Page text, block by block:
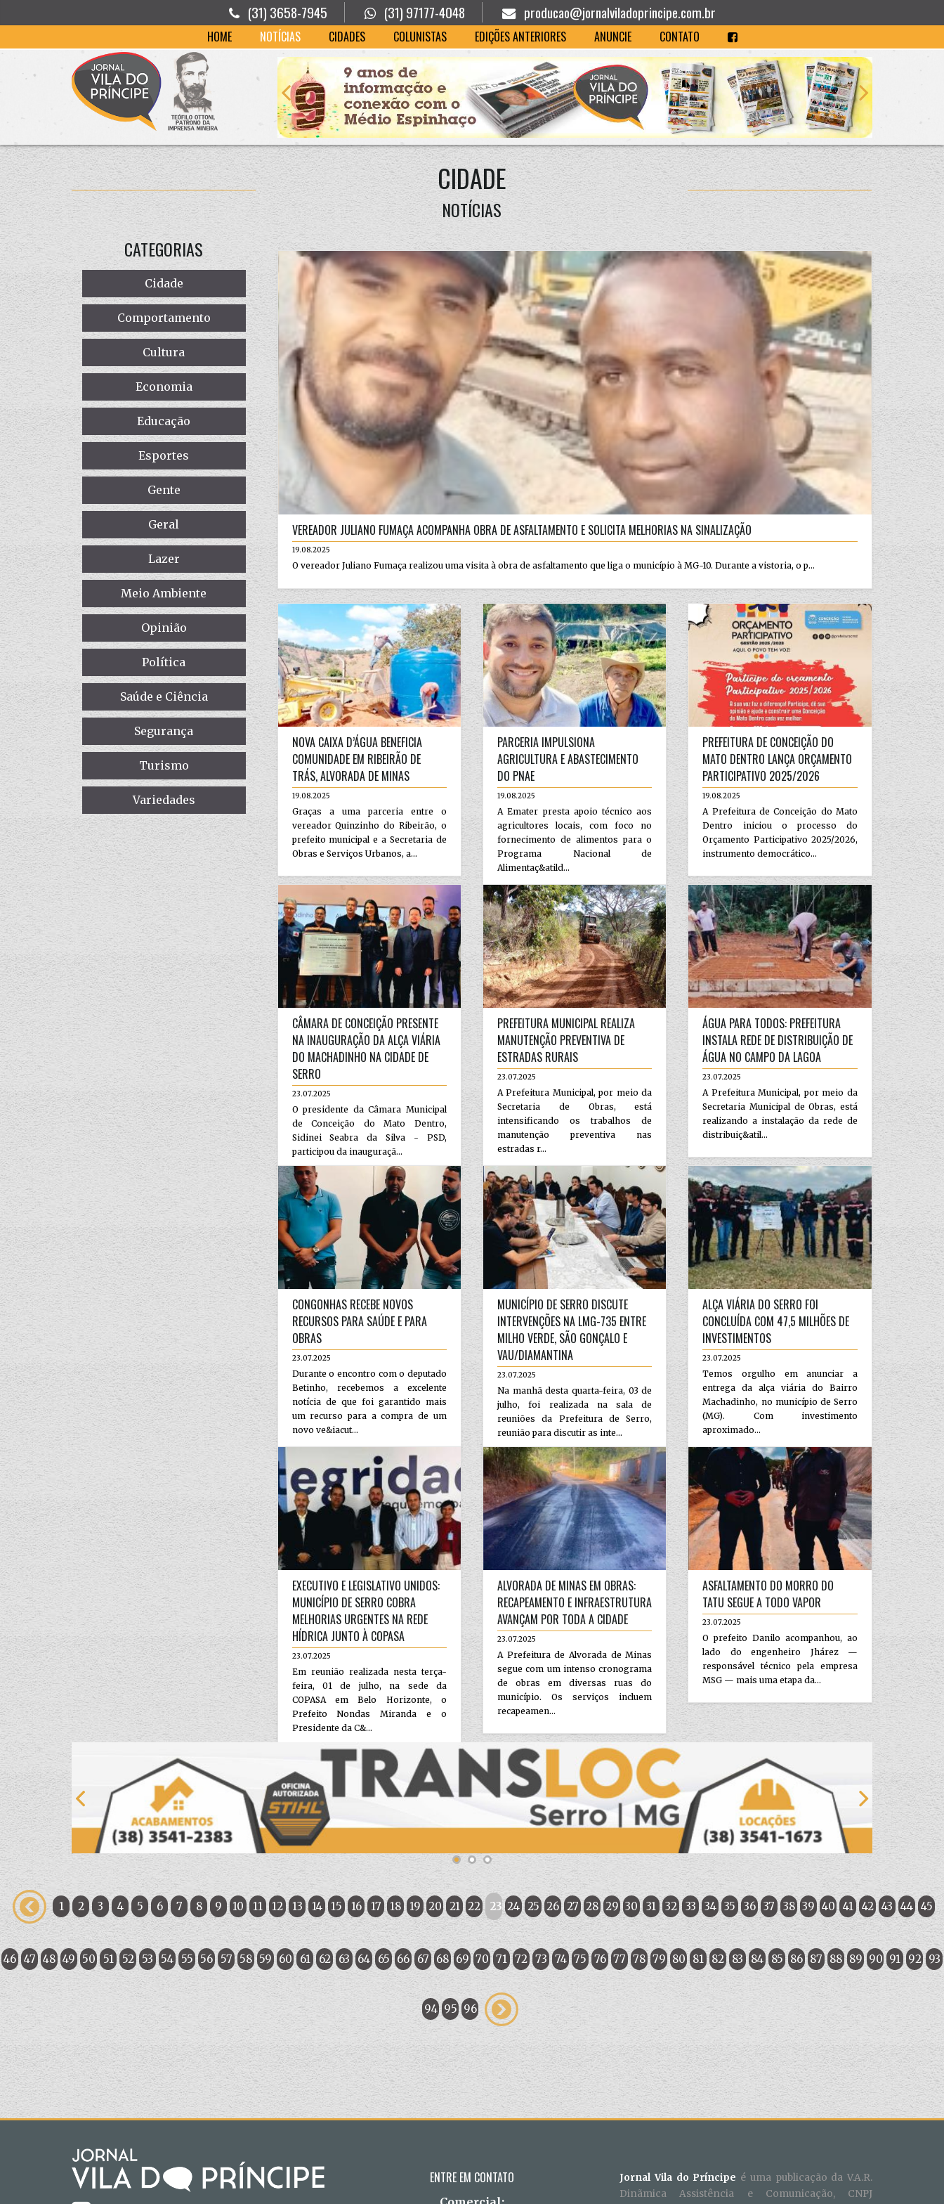
(31) 3658-7945 (31) 97177-4048 producao@jornalviladoprincipe.com.br
HOME NOTÍCIAS CIDADES COLUNISTAS EDIÇÕES ANTERIORES ANUNCIE CONTATO
CIDADE
NOTÍCIAS
CATEGORIAS
Cidade
Comportamento
Cultura
Economia
Educação
Esportes
Gente
Geral
Lazer
Meio Ambiente
Opinião
Política
Saúde e Ciência
Segurança
Turismo
Variedades
VEREADOR JULIANO FUMAÇA ACOMPANHA OBRA DE ASFALTAMENTO E SOLICITA MELHORIAS NA SINALIZAÇÃO
19.08.2025
O vereador Juliano Fumaça realizou uma visita à obra de asfaltamento que liga o município à MG-10. Durante a vistoria, o p...
NOVA CAIXA D’ÁGUA BENEFICIA
COMUNIDADE EM RIBEIRÃO DE
TRÁS, ALVORADA DE MINAS
19.08.2025
Graças a uma parceria entre o
vereador Quinzinho do Ribeirão, o
prefeito municipal e a Secretaria de
Obras e Serviços Urbanos, a...
PARCERIA IMPULSIONA
AGRICULTURA E ABASTECIMENTO
DO PNAE
19.08.2025
A Emater presta apoio técnico aos
agricultores locais, com foco no
fornecimento de alimentos para o
Programa Nacional de
Alimentaç&atild...
PREFEITURA DE CONCEIÇÃO DO
MATO DENTRO LANÇA ORÇAMENTO
PARTICIPATIVO 2025/2026
19.08.2025
A Prefeitura de Conceição do Mato
Dentro iniciou o processo do
Orçamento Participativo 2025/2026,
instrumento democrático...
CÂMARA DE CONCEIÇÃO PRESENTE
NA INAUGURAÇÃO DA ALÇA VIÁRIA
DO MACHADINHO NA CIDADE DE
SERRO
23.07.2025
O presidente da Câmara Municipal
de Conceição do Mato Dentro,
Sidinei Seabra da Silva - PSD,
participou da inauguraçã...
PREFEITURA MUNICIPAL REALIZA
MANUTENÇÃO PREVENTIVA DE
ESTRADAS RURAIS
23.07.2025
A Prefeitura Municipal, por meio da
Secretaria de Obras, está
intensificando os trabalhos de
manutenção preventiva nas
estradas r...
ÁGUA PARA TODOS: PREFEITURA
INSTALA REDE DE DISTRIBUIÇÃO DE
ÁGUA NO CAMPO DA LAGOA
23.07.2025
A Prefeitura Municipal, por meio da
Secretaria Municipal de Obras, está
realizando a instalação da rede de
distribuiç&atil...
CONGONHAS RECEBE NOVOS
RECURSOS PARA SAÚDE E PARA
OBRAS
23.07.2025
Durante o encontro com o deputado
Betinho, recebemos a excelente
notícia de que foi garantido mais
um recurso para a compra de um
novo ve&iacut...
MUNICÍPIO DE SERRO DISCUTE
INTERVENÇÕES NA LMG-735 ENTRE
MILHO VERDE, SÃO GONÇALO E
VAU/DIAMANTINA
23.07.2025
Na manhã desta quarta-feira, 03 de
julho, foi realizada na sala de
reuniões da Prefeitura de Serro,
reunião para discutir as inte...
ALÇA VIÁRIA DO SERRO FOI
CONCLUÍDA COM 47,5 MILHÕES DE
INVESTIMENTOS
23.07.2025
Temos orgulho em anunciar a
entrega da alça viária do Bairro
Machadinho, no município de Serro
(MG). Com investimento
aproximado...
EXECUTIVO E LEGISLATIVO UNIDOS:
MUNICÍPIO DE SERRO COBRA
MELHORIAS URGENTES NA REDE
HÍDRICA JUNTO À COPASA
23.07.2025
Em reunião realizada nesta terça-
feira, 01 de julho, na sede da
COPASA em Belo Horizonte, o
Prefeito Nondas Miranda e o
Presidente da C&...
ALVORADA DE MINAS EM OBRAS:
RECAPEAMENTO E INFRAESTRUTURA
AVANÇAM POR TODA A CIDADE
23.07.2025
A Prefeitura de Alvorada de Minas
segue com um intenso cronograma
de obras em diversas ruas do
município. Os serviços incluem
recapeamen...
ASFALTAMENTO DO MORRO DO
TATU SEGUE A TODO VAPOR
23.07.2025
O prefeito Danilo acompanhou, ao
lado do engenheiro Jhárez —
responsável técnico pela empresa
MSG — mais uma etapa da...
1 2 3 4 5 6 7 8 9 10 11 12 13 14 15 16 17 18 19 20 21 22 23 24 25 26 27 28 29 30 31 32 33 34 35 36 37 38 39 40 41 42 43 44 45
46 47 48 49 50 51 52 53 54 55 56 57 58 59 60 61 62 63 64 65 66 67 68 69 70 71 72 73 74 75 76 77 78 79 80 81 82 83 84 85 86 87 88 89 90 91 92 93
94 95 96
ENTRE EM CONTATO Jornal Vila do Príncipe é uma publicação da V.A.R.
Dinãmica Assistência e Comunicação, CNPJ